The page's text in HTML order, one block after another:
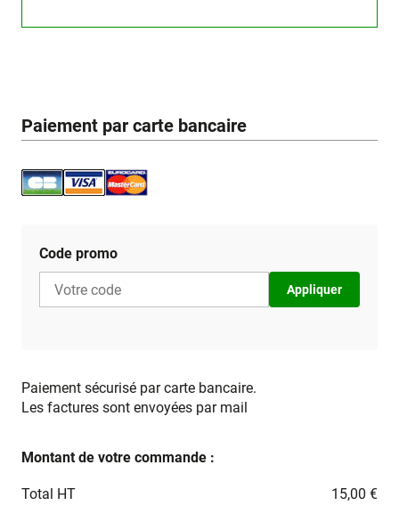
Paiement par carte bancaire
Code promo
Appliquer
Paiement sécurisé par carte bancaire.
Les factures sont envoyées par mail
Montant de votre commande :
Total HT
15,00 €